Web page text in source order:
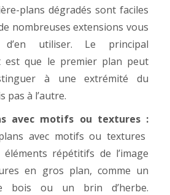
plans dégradés sont faciles
nombreuses extensions vous
d’en utiliser. Le principal
est que le premier plan peut
à une extrémité du
pas à l’autre.
avec motifs ou textures :
avec motifs ou textures
répétitifs de l’image
en gros plan, comme un
bois ou un brin d’herbe.